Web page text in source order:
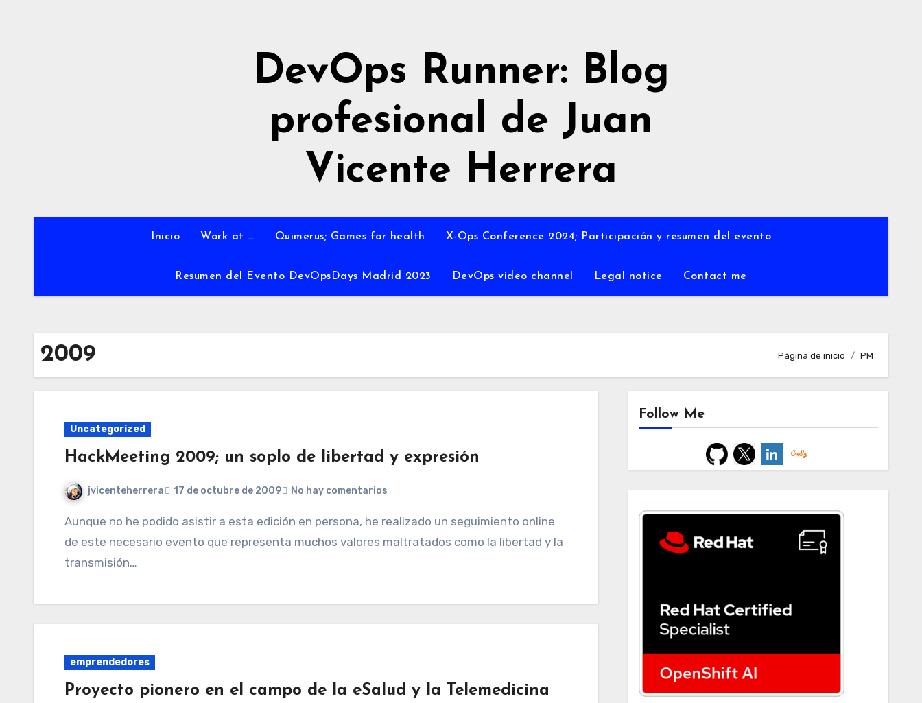
DevOps Runner: Blog
profesional de Juan
Vicente Herrera
Inicio Work at … Quimerus; Games for health X-Ops Conference 2024; Participación y resumen del evento
Resumen del Evento DevOpsDays Madrid 2023 DevOps video channel Legal notice Contact me
2009 Página de inicio PM
Uncategorized
HackMeeting 2009; un soplo de libertad y expresión
jvicenteherrera 17 de octubre de 2009 No hay comentarios
Aunque no he podido asistir a esta edición en persona, he realizado un seguimiento online
de este necesario evento que representa muchos valores maltratados como la libertad y la
transmisión…
emprendedores
Proyecto pionero en el campo de la eSalud y la Telemedicina
Follow Me